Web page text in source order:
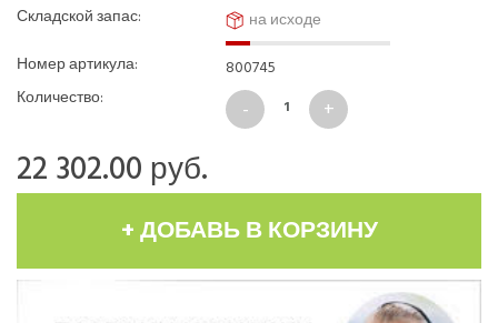
Складской запас:
на исходе
Номер артикула:
800745
Количество:
22 302.00 руб.
+ ДОБАВЬ В КОРЗИНУ